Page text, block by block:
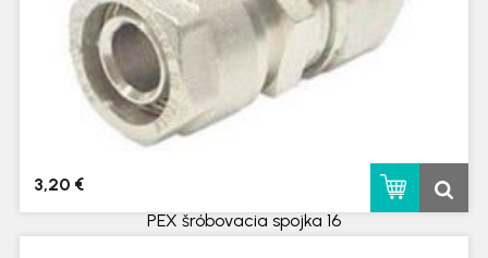
PEX šróbovacia spojka 16
3,20 €